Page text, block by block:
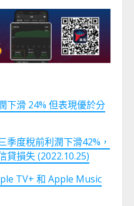
下滑 24% 但表現優於分
季度稅前利潤下滑42%，
貸損失 (2022.10.25)
TV+ 和 Apple Music